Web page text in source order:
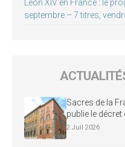
Léon XIV en France : le
septembre – 7 titres,
Sacres de la
publie le
2 Juil 2026